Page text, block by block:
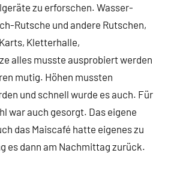
zu erforschen. Wasser-
Rutsche und andere Rutschen,
Kletterhalle,
alles musste ausprobiert werden
mutig. Höhen mussten
und schnell wurde es auch. Für
war auch gesorgt. Das eigene
das Maiscafé hatte eigenes zu
es dann am Nachmittag zurück.